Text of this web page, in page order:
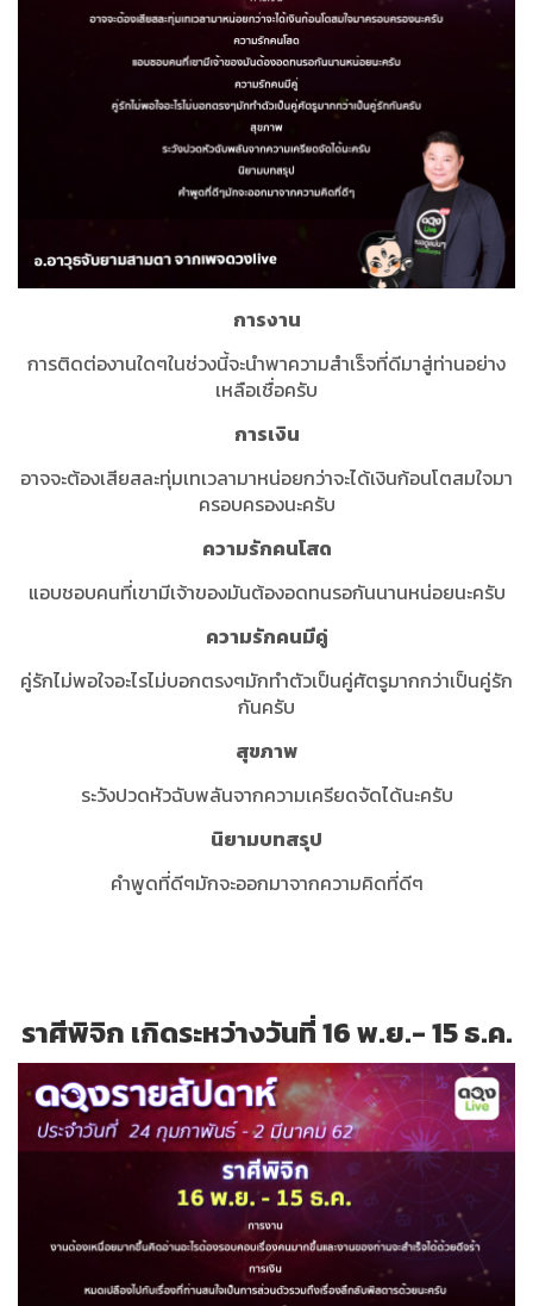
การงาน
การติดต่องานใดๆในช่วงนี้จะนำพาความสำเร็จที่ดีมาสู่ท่านอย่าง
เหลือเชื่อครับ
การเงิน
อาจจะต้องเสียสละทุ่มเทเวลามาหน่อยกว่าจะได้เงินก้อนโตสมใจมา
ครอบครองนะครับ
ความรักคนโสด
แอบชอบคนที่เขามีเจ้าของมันต้องอดทนรอกันนานหน่อยนะครับ
ความรักคนมีคู่
คู่รักไม่พอใจอะไรไม่บอกตรงๆมักทำตัวเป็นคู่ศัตรูมากกว่าเป็นคู่รัก
กันครับ
สุขภาพ
ระวังปวดหัวฉับพลันจากความเครียดจัดได้นะครับ
นิยามบทสรุป
คำพูดที่ดีๆมักจะออกมาจากความคิดที่ดีๆ
ราศีพิจิก เกิดระหว่างวันที่ 16 พ.ย.- 15 ธ.ค.